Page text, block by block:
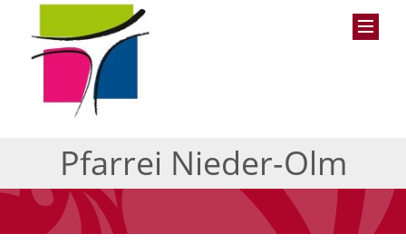
Pfarrei Nieder-Olm